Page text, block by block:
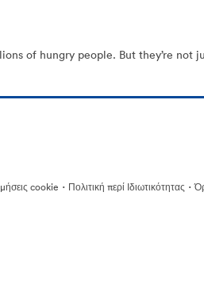
of hungry people. But they’re
cookie · Πολιτική περί Ιδιωτικότητας ·